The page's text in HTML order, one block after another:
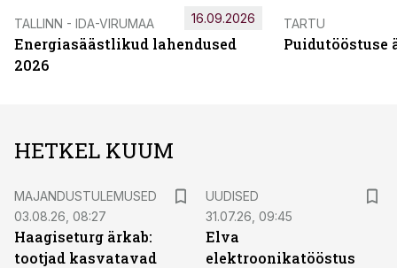
TALLINN - IDA-VIRUMAA
Energiasäästlikud lahendused
2026
16.09.2026 TARTU
Puidutööstuse
HETKEL KUUM
MAJANDUSTULEMUSED
03.08.26, 08:27
Haagiseturg ärkab:
tootjad kasvatavad
UUDISED
31.07.26, 09:45
Elva
elektroonikatööstus